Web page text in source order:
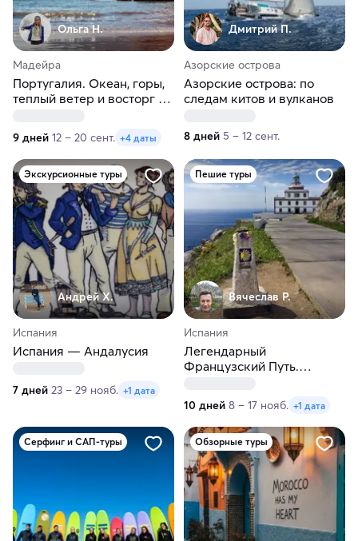
Ольга Н.
Мадейра
Португалия. Океан, горы,
теплый ветер и восторг —
9 дней 12 – 20 сент. +4 даты
Дмитрий П.
Азорские острова
Азорские острова: по
следам китов и вулканов
8 дней 5 – 12 сент.
Экскурсионные туры
Андрей Х.
Испания
Испания — Андалусия
7 дней 23 – 29 нояб. +1 дата
Пешие туры
Вячеслав Р.
Испания
Легендарный
Французский Путь.
10 дней 8 – 17 нояб. +1 дата
Серфинг и САП-туры Обзорные туры